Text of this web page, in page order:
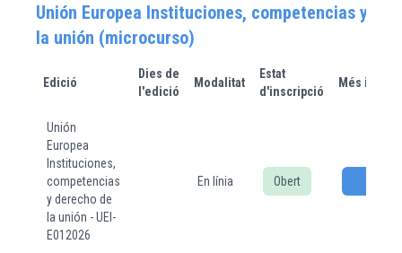
Unión Europea Instituciones, competencias y
la unión (microcurso)
Edició
Dies de
l'edició
Modalitat
Estat
d'inscripció
Més
Unión
Europea
Instituciones,
competencias
y derecho de
la unión - UEI-
E012026
En línia Obert